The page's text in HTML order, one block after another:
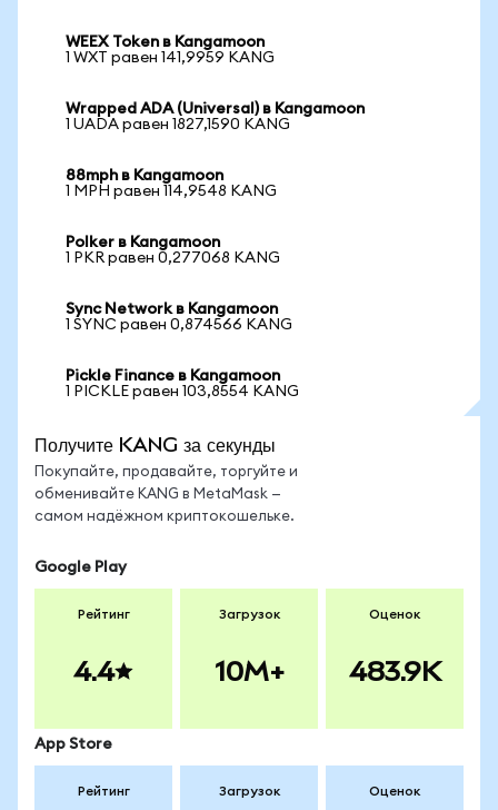
WEEX Token в Kangamoon
1 WXT равен 141,9959 KANG
Wrapped ADA (Universal) в Kangamoon
1 UADA равен 1827,1590 KANG
88mph в Kangamoon
1 MPH равен 114,9548 KANG
Polker в Kangamoon
1 PKR равен 0,277068 KANG
Sync Network в Kangamoon
1 SYNC равен 0,874566 KANG
Pickle Finance в Kangamoon
1 PICKLE равен 103,8554 KANG
Получите KANG за секунды
Покупайте, продавайте, торгуйте и
обменивайте KANG в MetaMask —
самом надёжном криптокошельке.
Google Play
Рейтинг
4.4
Загрузок
10M+
Оценок
483.9K
App Store
Рейтинг Загрузок Оценок